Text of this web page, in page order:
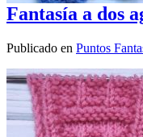
Fantasía a dos
Publicado en Puntos